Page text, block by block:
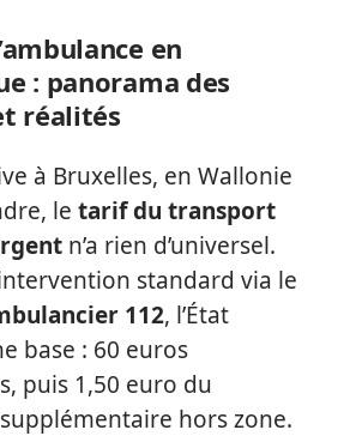
en
: panorama des
réalités
à Bruxelles, en Wallonie
le tarif du transport
n’a rien d’universel.
standard via le
112, l’État
base : 60 euros
puis 1,50 euro du
hors zone.